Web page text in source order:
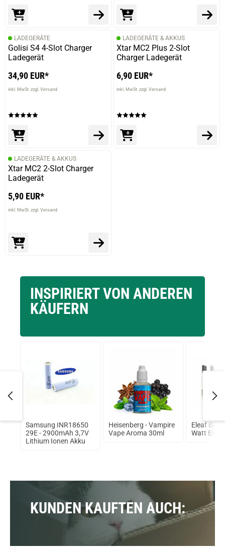
LADEGERÄTE
Golisi S4 4-Slot Charger
Ladegerät
34,90 EUR*
inkl. MwSt. zzgl. Versand
LADEGERÄTE & AKKUS
Xtar MC2 Plus 2-Slot
Charger Ladegerät
6,90 EUR*
inkl. MwSt. zzgl. Versand
LADEGERÄTE & AKKUS
Xtar MC2 2-Slot Charger
Ladegerät
5,90 EUR*
inkl. MwSt. zzgl. Versand
INSPIRIERT VON ANDEREN
KÄUFERN
Samsung INR18650
29E - 2900mAh 3,7V
Lithium Ionen Akku
Heisenberg - Vampire
Vape Aroma 30ml
Eleaf
Watt
KUNDEN KAUFTEN AUCH: